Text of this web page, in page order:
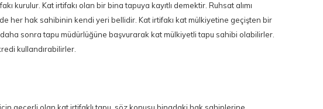
kurulur. Kat irtifakı olan bir bina tapuya kayıtlı demektir. Ruhsat alımı
her hak sahibinin kendi yeri bellidir. Kat irtifakı kat mülkiyetine geçişten bir
sonra tapu müdürlüğüne başvurarak kat mülkiyetli tapu sahibi olabilirler.
kullandırabilirler.